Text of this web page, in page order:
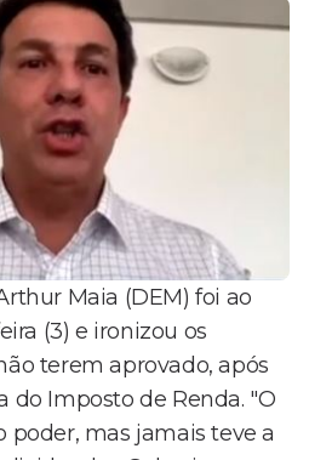
Maia (DEM) foi ao
(3) e ironizou os
terem aprovado, após
do Imposto de Renda. "O
poder, mas jamais teve a